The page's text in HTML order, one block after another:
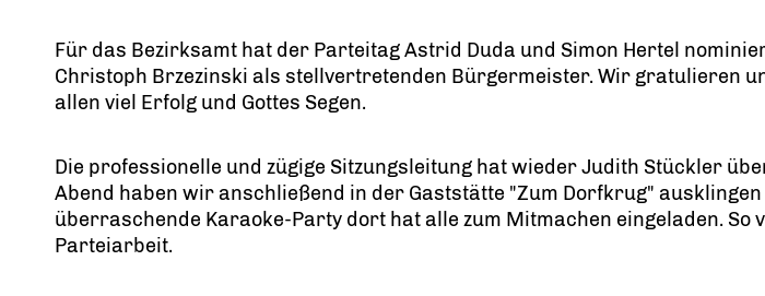
Für das Bezirksamt hat der Parteitag Astrid Duda und Simon Hertel
Christoph Brzezinski als stellvertretenden Bürgermeister. Wir gratulieren
allen viel Erfolg und Gottes Segen.
Die professionelle und zügige Sitzungsleitung hat wieder Judith Stückler
Abend haben wir anschließend in der Gaststätte "Zum Dorfkrug" ausklingen
überraschende Karaoke-Party dort hat alle zum Mitmachen eingeladen. So
Parteiarbeit.